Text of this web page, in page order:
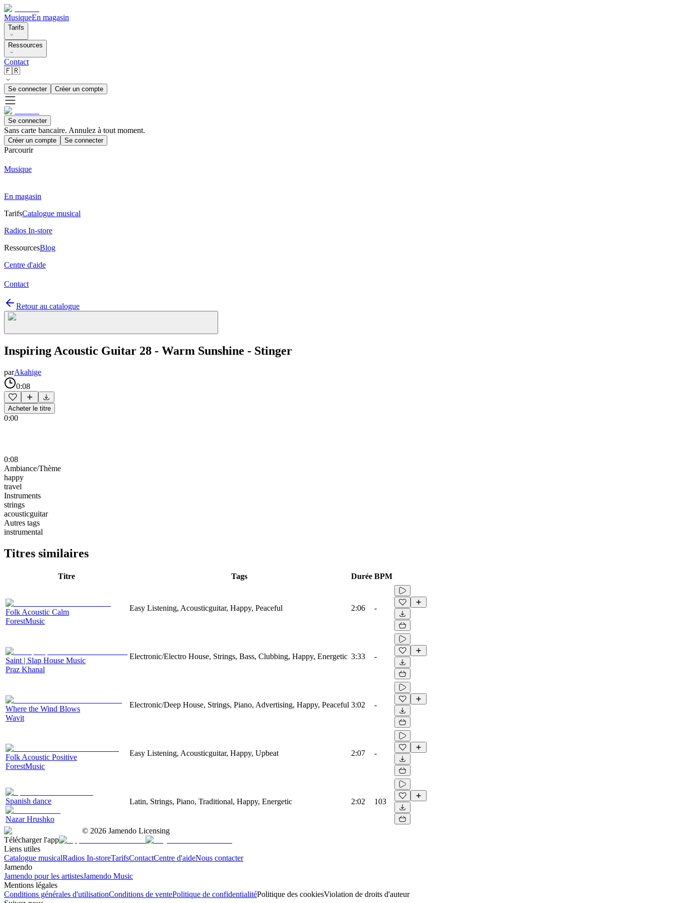
MusiqueEn magasin
Tarifs
Ressources
Contact
🇫🇷
Se connecter Créer un compte
Se connecter
Sans carte bancaire. Annulez à tout moment.
Créer un compte Se connecter
Parcourir
Musique
En magasin
TarifsCatalogue musical
Radios In-store
RessourcesBlog
Centre d'aide
Contact
Retour au catalogue
Inspiring Acoustic Guitar 28 - Warm Sunshine - Stinger
parAkahige
0:08
Acheter le titre
0:00
0:08
Ambiance/Thème
happy
travel
Instruments
strings
acousticguitar
Autres tags
instrumental
Titres similaires
Titre Tags Durée BPM
Folk Acoustic Calm
ForestMusic
Easy Listening, Acousticguitar, Happy, Peaceful 2:06 -
Saint | Slap House Music
Praz Khanal
Electronic/Electro House, Strings, Bass, Clubbing, Happy, Energetic 3:33 -
Where the Wind Blows
Wavit
Electronic/Deep House, Strings, Piano, Advertising, Happy, Peaceful 3:02 -
Folk Acoustic Positive
ForestMusic
Easy Listening, Acousticguitar, Happy, Upbeat 2:07 -
Spanish dance
Nazar Hrushko
Latin, Strings, Piano, Traditional, Happy, Energetic 2:02 103
© 2026 Jamendo Licensing
Télécharger l'app
Liens utiles
Catalogue musicalRadios In-storeTarifsContactCentre d'aideNous contacter
Jamendo
Jamendo pour les artistesJamendo Music
Mentions légales
Conditions générales d'utilisationConditions de ventePolitique de confidentialitéPolitique des cookiesViolation de droits d'auteur